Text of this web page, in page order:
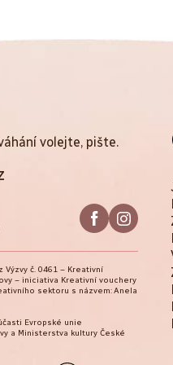
volejte, pište.
č. 0461 – Kreativní
– iniciativa Kreativní vouchery
sektoru s názvem: Anela
Evropské unie
a Ministerstva kultury České